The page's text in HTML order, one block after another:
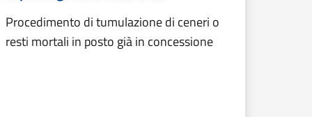
Procedimento di tumulazione di ceneri o
resti mortali in posto già in concessione